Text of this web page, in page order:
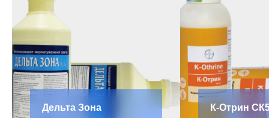
Дельта Зона К-Отрин